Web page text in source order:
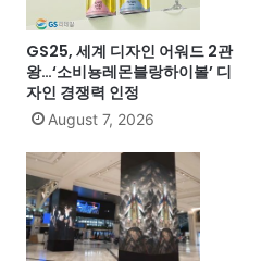
GS25, 세계 디자인 어워드 2관
왕…‘소비뇽레몬블랑하이볼’ 디
자인 경쟁력 인정
August 7, 2026